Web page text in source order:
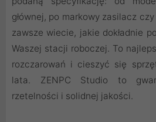
głównej, po markowy zasilacz
zawsze wiecie, jakie dokładnie
Waszej stacji roboczej. To
rozczarowań i cieszyć się
lata. ZENPC Studio to
rzetelności i solidnej jakości.